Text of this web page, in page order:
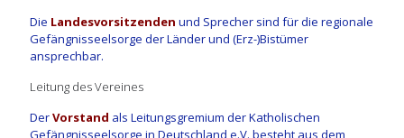
Die Landesvorsitzenden und Sprecher sind für die regionale
Gefängnisseelsorge der Länder und (Erz-)Bistümer
ansprechbar.
Leitung des Vereines
DerVorstand als Leitungsgremium der Katholischen
Gefängnisseelsorge in Deutschland e.V. besteht aus dem